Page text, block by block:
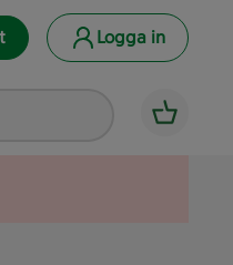
Logga in